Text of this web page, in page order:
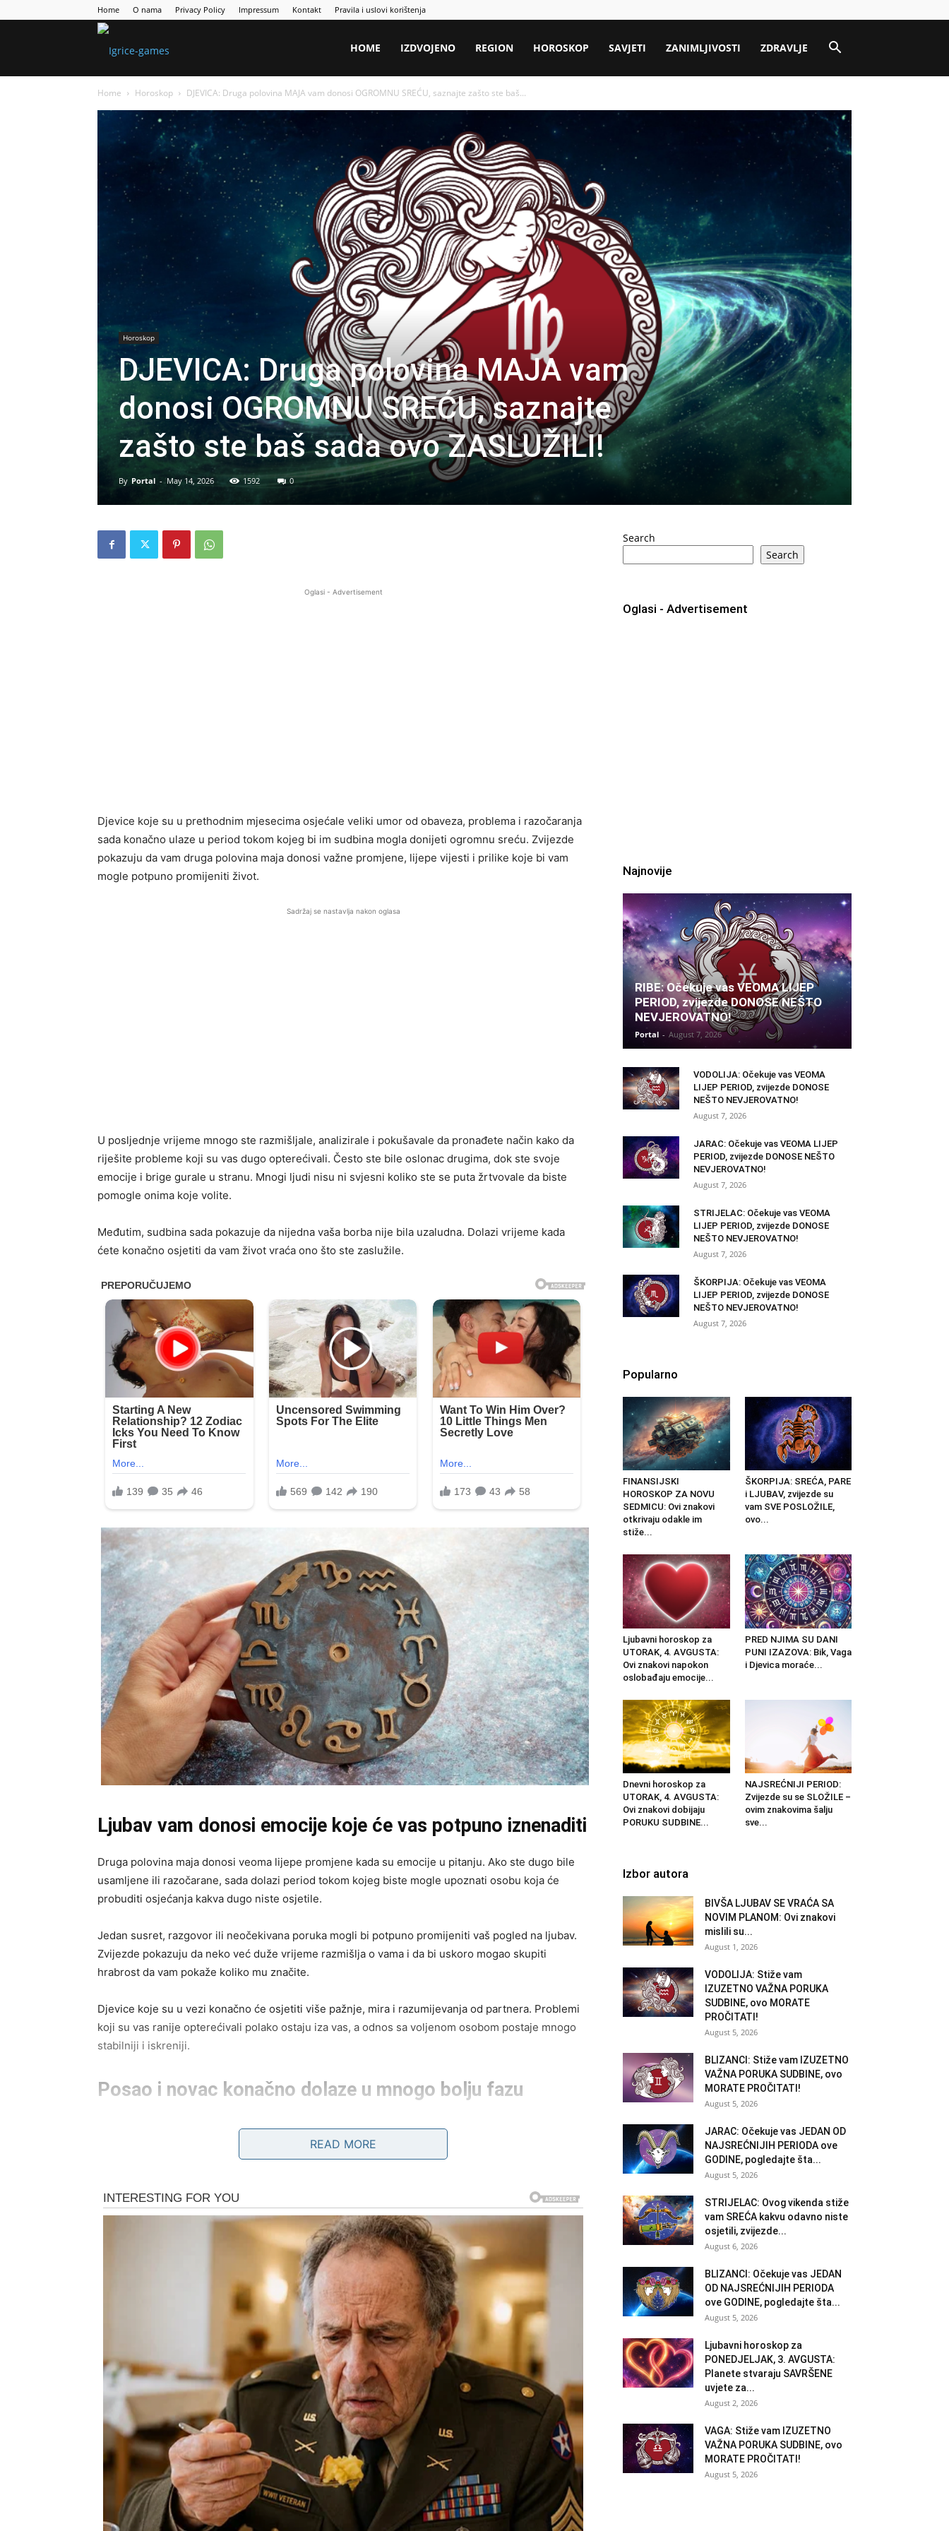
Home O nama Privacy Policy Impressum Kontakt Pravila i uslovi korištenja
HOME IZDVOJENO REGION HOROSKOP SAVJETI ZANIMLJIVOSTI ZDRAVLJE
Home Horoskop DJEVICA: Druga polovina MAJA vam donosi OGROMNU SREĆU, saznajte zašto ste baš...
Horoskop
DJEVICA: Druga polovina MAJA vam
donosi OGROMNU SREĆU, saznajte
zašto ste baš sada ovo ZASLUŽILI!
By Portal - May 14, 2026 1592 0
Oglasi - Advertisement
Djevice koje su u prethodnim mjesecima osjećale veliki umor od obaveza, problema i razočaranja
sada konačno ulaze u period tokom kojeg bi im sudbina mogla donijeti ogromnu sreću. Zvijezde
pokazuju da vam druga polovina maja donosi važne promjene, lijepe vijesti i prilike koje bi vam
mogle potpuno promijeniti život.
Sadržaj se nastavlja nakon oglasa
U posljednje vrijeme mnogo ste razmišljale, analizirale i pokušavale da pronađete način kako da
riješite probleme koji su vas dugo opterećivali. Često ste bile oslonac drugima, dok ste svoje
emocije i brige gurale u stranu. Mnogi ljudi nisu ni svjesni koliko ste se puta žrtvovale da biste
pomogle onima koje volite.
Međutim, sudbina sada pokazuje da nijedna vaša borba nije bila uzaludna. Dolazi vrijeme kada
ćete konačno osjetiti da vam život vraća ono što ste zaslužile.
Ljubav vam donosi emocije koje će vas potpuno iznenaditi
Druga polovina maja donosi veoma lijepe promjene kada su emocije u pitanju. Ako ste dugo bile
usamljene ili razočarane, sada dolazi period tokom kojeg biste mogle upoznati osobu koja će
probuditi osjećanja kakva dugo niste osjetile.
Jedan susret, razgovor ili neočekivana poruka mogli bi potpuno promijeniti vaš pogled na ljubav.
Zvijezde pokazuju da neko već duže vrijeme razmišlja o vama i da bi uskoro mogao skupiti
hrabrost da vam pokaže koliko mu značite.
Djevice koje su u vezi konačno će osjetiti više pažnje, mira i razumijevanja od partnera. Problemi
koji su vas ranije opterećivali polako ostaju iza vas, a odnos sa voljenom osobom postaje mnogo
stabilniji i iskreniji.
Posao i novac konačno dolaze u mnogo bolju fazu
Zvijezde vam tokom druge polovine maja donose veoma povoljan period kada su posao i finansije
u pitanju. Ono što je dugo bilo blokirano sada počinje da se pokreće u pravom smjeru.
imati veliki uticaj na njihovu budućnost. Neke stvari koje su vam ranije djelovale daleko sada
postaju mnogo bliže nego što mislite.
Posebno će sreće imati one Djevice koje su već duže vrijeme razmišljale o velikim promjenama i
Jedna osoba mogla bi vam pomoći više nego što
Veoma je moguće da će tokom druge polovine maja jedna osoba igrati veliku ulogu u vašem
životu. To može biti prijatelj, kolega ili neko koga ste skoro upoznale.
Ova osoba mogla bi vam pomoći važnim savjetom, informacijom ili poslovnom prilikom zahvaljujući
kojoj ćete mnogo lakše ostvariti ono što želite.
Zvijezde vam poručuju da ne ignorišete razgovore i nova poznanstva jer upravo preko jedne
neočekivane situacije može doći velika sreća.
READ MORE
Search
Search
Oglasi - Advertisement
Najnovije
RIBE: Očekuje vas VEOMA LIJEP
PERIOD, zvijezde DONOSE NEŠTO
NEVJEROVATNO!
Portal - August 7, 2026
VODOLIJA: Očekuje vas VEOMA
LIJEP PERIOD, zvijezde DONOSE
NEŠTO NEVJEROVATNO!
August 7, 2026
JARAC: Očekuje vas VEOMA LIJEP
PERIOD, zvijezde DONOSE NEŠTO
NEVJEROVATNO!
August 7, 2026
STRIJELAC: Očekuje vas VEOMA
LIJEP PERIOD, zvijezde DONOSE
NEŠTO NEVJEROVATNO!
August 7, 2026
ŠKORPIJA: Očekuje vas VEOMA
LIJEP PERIOD, zvijezde DONOSE
NEŠTO NEVJEROVATNO!
August 7, 2026
Popularno
FINANSIJSKI
HOROSKOP ZA NOVU
SEDMICU: Ovi znakovi
otkrivaju odakle im
stiže...
ŠKORPIJA: SREĆA, PARE
i LJUBAV, zvijezde su
vam SVE POSLOŽILE,
ovo...
Ljubavni horoskop za
UTORAK, 4. AVGUSTA:
Ovi znakovi napokon
oslobađaju emocije...
PRED NJIMA SU DANI
PUNI IZAZOVA: Bik, Vaga
i Djevica moraće...
Dnevni horoskop za
UTORAK, 4. AVGUSTA:
Ovi znakovi dobijaju
PORUKU SUDBINE...
NAJSREĆNIJI PERIOD:
Zvijezde su se SLOŽILE –
ovim znakovima šalju
sve...
Izbor autora
BIVŠA LJUBAV SE VRAĆA SA
NOVIM PLANOM: Ovi znakovi
mislili su...
August 1, 2026
VODOLIJA: Stiže vam
IZUZETNO VAŽNA PORUKA
SUDBINE, ovo MORATE
PROČITATI!
August 5, 2026
BLIZANCI: Stiže vam IZUZETNO
VAŽNA PORUKA SUDBINE, ovo
MORATE PROČITATI!
August 5, 2026
JARAC: Očekuje vas JEDAN OD
NAJSREĆNIJIH PERIODA ove
GODINE, pogledajte šta...
August 5, 2026
STRIJELAC: Ovog vikenda stiže
vam SREĆA kakvu odavno niste
osjetili, zvijezde...
August 6, 2026
BLIZANCI: Očekuje vas JEDAN
OD NAJSREĆNIJIH PERIODA
ove GODINE, pogledajte šta...
August 5, 2026
Ljubavni horoskop za
PONEDJELJAK, 3. AVGUSTA:
Planete stvaraju SAVRŠENE
uvjete za...
August 2, 2026
VAGA: Stiže vam IZUZETNO
VAŽNA PORUKA SUDBINE, ovo
MORATE PROČITATI!
August 5, 2026